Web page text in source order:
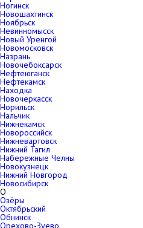
Ногинск
Новошахтинск
Ноябрьск
Невинномысск
Новый Уренгой
Новомосковск
Назрань
Новочебоксарск
Нефтеюганск
Нефтекамск
Находка
Новочеркасск
Норильск
Нальчик
Нижнекамск
Новороссийск
Нижневартовск
Нижний Тагил
Набережные Челны
Новокузнецк
Нижний Новгород
Новосибирск
О
Озёры
Октябрьский
Обнинск
Орехово-Зуево